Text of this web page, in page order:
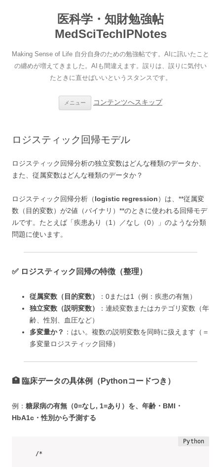
医科学・知財勉強帖
MedSciTechIPNotes
Making Sense of Life 自分自身のための勉強帖です。AIに訊いたこと
の纏めが増えてきました。AIも間違えます。誤りは、誤りに気付い
たときに直せばいいというスタンスです。
メニュー コンテンツへスキップ
ロジスティック回帰モデル
ロジスティック回帰分析の独立変数はどんな種類のデータか、
また、従属変数はどんな種類のデータか？
ロジスティック回帰分析（logistic regression）は、**従属変
数（目的変数）が2値（バイナリ）**のときに使われる回帰モデ
ルです。たとえば「疾患あり（1）／なし（0）」のような分類
問題に使います。
✅ ロジスティック回帰の特徴（整理）
従属変数（目的変数）
：0または1（例：疾患の有無）
独立変数（説明変数）
：連続変数またはカテゴリ変数（年
齢、性別、血圧など）
多変量か？ ：はい。複数の説明変数を同時に扱えます（＝
多変量ロジスティック回帰）
🏥 臨床データの具体例（Pythonコードつき）
例： 糖尿病の有無（0=なし, 1=あり）を、年齢・BMI・
HbA1c・性別から予測する
/*